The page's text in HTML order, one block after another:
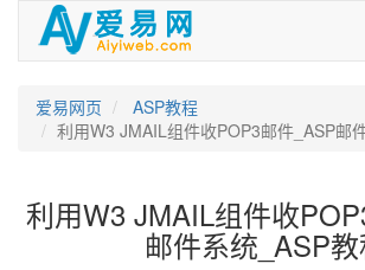
爱易网页
ASP教程
利用W3 JMAIL组件收POP3邮件_ASP邮
利用W3 JMAIL组件收
邮件系统_ASP